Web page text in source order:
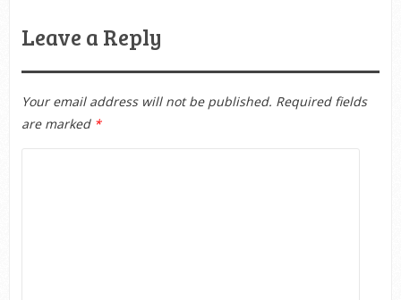
Leave a Reply
Your email address will not be published. Required fields
are marked *